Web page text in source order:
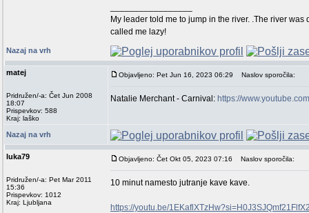
My leader told me to jump in the river. .The river
called me lazy!
Nazaj na vrh
matej
Pridružen/-a: Čet Jun 2008
18:07
Prispevkov: 588
Kraj: laško
Objavljeno: Pet Jun 16, 2023 06:29 Naslov sporočila:
Natalie Merchant - Carnival: https://
Nazaj na vrh
luka79
Pridružen/-a: Pet Mar 2011
15:36
Prispevkov: 1012
Kraj: Ljubljana
Objavljeno: Čet Okt 05, 2023 07:16 Naslov sporočila:
10 minut namesto jutranje kave kave.
https://youtu.be/